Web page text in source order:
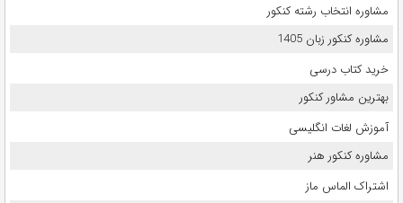
مشاوره انتخاب رشته کنکور
مشاوره کنکور زبان 1405
خرید کتاب درسی
بهترین مشاور کنکور
آموزش لغات انگلیسی
مشاوره کنکور هنر
اشتراک الماس ماز